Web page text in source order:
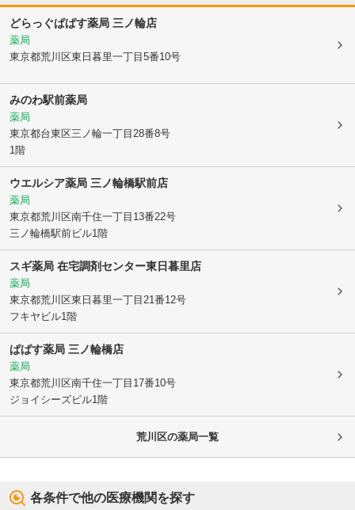
どらっぐぱぱす薬局 三ノ輪店
薬局
東京都荒川区東日暮里一丁目5番10号
みのわ駅前薬局
薬局
東京都台東区三ノ輪一丁目28番8号
1階
ウエルシア薬局 三ノ輪橋駅前店
薬局
東京都荒川区南千住一丁目13番22号
三ノ輪橋駅前ビル1階
スギ薬局 在宅調剤センター東日暮里店
薬局
東京都荒川区東日暮里一丁目21番12号
フキヤビル1階
ぱぱす薬局 三ノ輪橋店
薬局
東京都荒川区南千住一丁目17番10号
ジョイシーズビル1階
荒川区の薬局一覧
各条件で他の医療機関を探す